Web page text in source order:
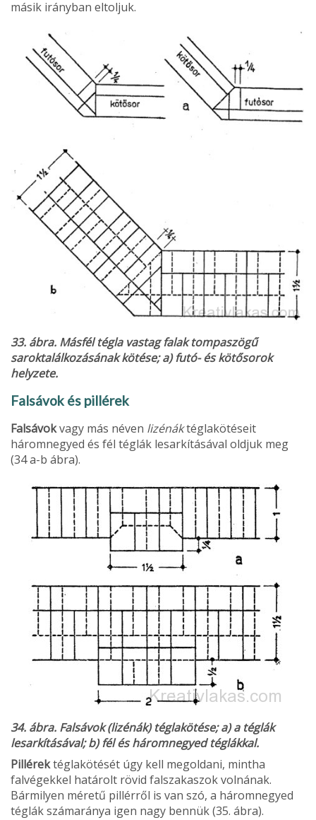
másik irányban eltoljuk.
33. ábra. Másfél tégla vastag falak tompaszögű
saroktalálkozásának kötése; a) futó- és kötősorok
helyzete.
Falsávok és pillérek
Falsávokvagy más néven lizénáktéglakötéseit
háromnegyed és fél téglák lesarkításával oldjuk meg
(34 a-b ábra).
34. ábra. Falsávok (lizénák) téglakötése; a) a téglák
lesarkításával; b) fél és háromnegyed téglákkal.
Pillérektéglakötését úgy kell megoldani, mint­ha
falvégekkel határolt rövid falszakaszok volná­nak.
Bármilyen méretű pillérről is van szó, a háromnegyed
téglák számaránya igen nagy bennük (35. ábra).